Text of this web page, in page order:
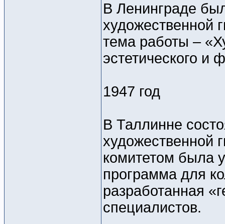
В Ленинграде
художественной
тема работы –
эстетического и
1947 год
В Таллинне
художественной
комитетом была
программа для
разработанная
специалистов.